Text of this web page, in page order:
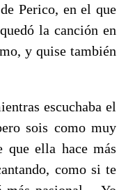
Perico, en el que
la canción en
y quise también
escuchaba el
sois como muy
que ella hace más
como si te